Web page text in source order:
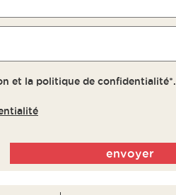
et la politique de confidentialité*.